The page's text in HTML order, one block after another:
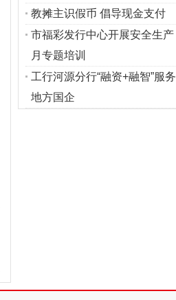
教摊主识假币 倡导现金支付
市福彩发行中心开展安全生产
月专题培训
工行河源分行“融资+融智”服务
地方国企